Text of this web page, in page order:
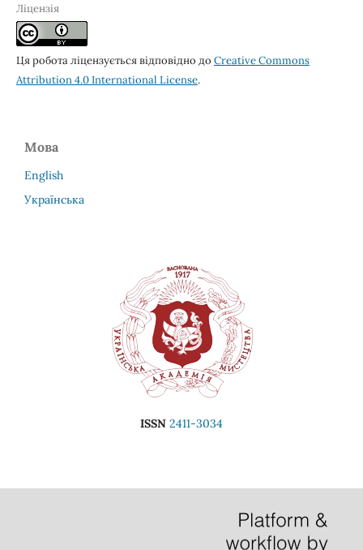
Ліцензія
Ця робота ліцензується відповідно до Creative Commons
Attribution 4.0 International License.
Мова
English
Українська
ISSN 2411-3034